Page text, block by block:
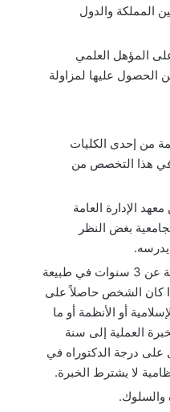
المملكة والدول
المؤهل العلمي
الحصول عليها لمزاولة
من إحدى الكليات
في هذا التخصص من
الإدارة العامة
بغض النظر
يشترط أن لا تقل الخبرة العملية عن 3 سنوات في طبيعة
كان الشخص حاصلاً على
أو الأنظمة أو ما
العملية إلى سنة
درجة الدكتوراه في
لا يشترط الخبرة.